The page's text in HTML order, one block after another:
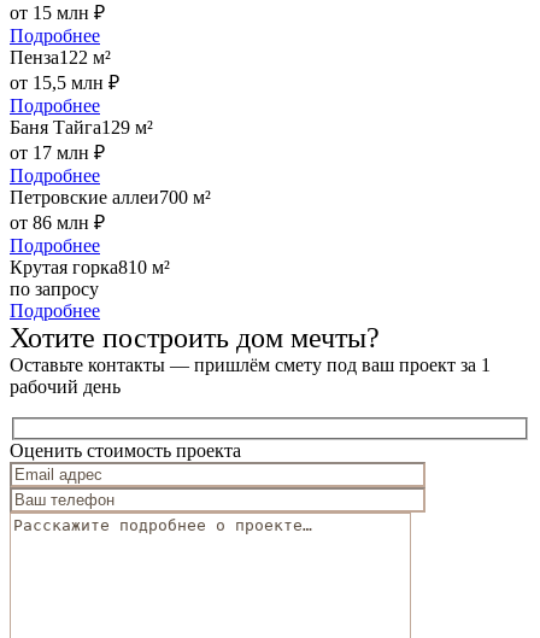
от 15 млн ₽
Подробнее
Пенза122 м²
от 15,5 млн ₽
Подробнее
Баня Тайга129 м²
от 17 млн ₽
Подробнее
Петровские аллеи700 м²
от 86 млн ₽
Подробнее
Крутая горка810 м²
по запросу
Подробнее
Хотите построить дом мечты?
Оставьте контакты — пришлём смету под ваш проект за 1
рабочий день
Оценить стоимость проекта